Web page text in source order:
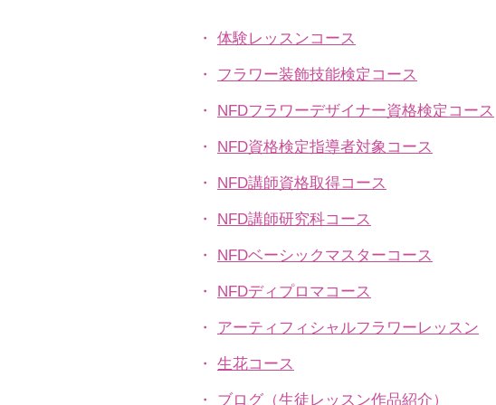
・ 体験レッスンコース
・ フラワー装飾技能検定コース
・ NFDフラワーデザイナー資格検定コース
・ NFD資格検定指導者対象コース
・ NFD講師資格取得コース
・ NFD講師研究科コース
・ NFDベーシックマスターコース
・ NFDディプロマコース
・ アーティフィシャルフラワーレッスン
​・ 生花コース
​・ ブログ（生徒レッスン作品紹介）